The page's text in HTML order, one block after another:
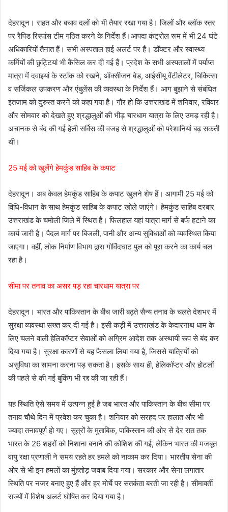
देहरादून। राहत और बचाव दलों को भी तैयार रखा गया है। जिलों और ब्लॉक स्तर
पर रैपिड रिस्पांस टीम गठित करने के निर्देश हैं।आपदा कंट्रोल रूम में भी 24 घंटे
अधिकारियों तैनात हैं। सभी अस्पताल हाई अलर्ट पर हैं। डॉक्टर और स्वास्थ्य
कर्मियों की छुट्टियां भी कैंसिल कर दी गई हैं। प्रदेश के सभी अस्पतालों में पर्याप्त
मात्रा में दवाइयां के स्टॉक को रखने, ऑक्सीजन बेड, आईसीयू वेंटीलेटर, चिकित्सा
व सर्जिकल उपकरण और एंबुलेंस की व्यवस्था के निर्देश हैं। आग बुझाने से संबंधित
इंतजाम को दुरुस्त करने को कहा गया है। गौर हो कि उत्तराखंड में शनिवार, रविवार
और सोमवार को देखते हुए श्रद्धालुओं की भीड़ चारधाम यात्रा के लिए उमड़ रही है।
अचानक से बंद की गई हेली सर्विस की वजह से श्रद्धालुओं को परेशानियां बढ़ सकती
थी।
25 मई को खुलेंगे हेमकुंड साहिब के कपाट
देहरादून। अब केवल हेमकुंड साहिब के कपाट खुलने शेष हैं। आगामी 25 मई को
विधि-विधान के साथ हेमकुंड साहिब के कपाट खोले जाएंगे। हेमकुंड साहिब दरबार
उत्तराखंड के चमोली जिले में स्थित है। फिलहाल यहां यात्रा मार्ग से बर्फ हटाने का
कार्य जारी है। पैदल मार्ग पर बिजली, पानी और अन्य सुविधाओं को व्यवस्थित किया
जाएगा। वहीं, लोक निर्माण विभाग द्वारा गोविंदघाट पुल को पूरा करने का कार्य चल
रहा है।
सीमा पर तनाव का असर पड़ रहा चारधाम यात्रा पर
देहरादून। भारत और पाकिस्तान के बीच जारी बढ़ते सैन्य तनाव के चलते देशभर में
सुरक्षा व्यवस्था सख्त कर दी गई है। इसी कड़ी में उत्तराखंड के केदारनाथ धाम के
लिए चलने वाली हेलिकॉप्टर सेवाओं को अग्रिम आदेश तक अस्थायी रूप से बंद कर
दिया गया है। सुरक्षा कारणों से यह फैसला लिया गया है, जिससे यात्रियों को
असुविधा का सामना करना पड़ सकता है। इसके साथ ही, हेलिकॉप्टर और होटलों
की पहले से की गई बुकिंग भी रद्द की जा रही हैं।
यह स्थिति ऐसे समय में उत्पन्न हुई है जब भारत और पाकिस्तान के बीच सीमा पर
तनाव चौथे दिन में प्रवेश कर चुका है। शनिवार को सरहद पर हालात और भी
ज्यादा तनावपूर्ण हो गए। सूत्रों के मुताबिक, पाकिस्तान की ओर से देर रात तक
भारत के 26 शहरों को निशाना बनाने की कोशिश की गई, लेकिन भारत की मजबूत
वायु रक्षा प्रणाली ने समय रहते हर हमले को नाकाम कर दिया। भारतीय सेना की
ओर से भी इन हमलों का मुंहतोड़ जवाब दिया गया। सरकार और सेना लगातार
स्थिति पर नजर बनाए हुए हैं और हर मोर्चे पर सतर्कता बरती जा रही है। सीमावर्ती
राज्यों में विशेष अलर्ट घोषित कर दिया गया है।